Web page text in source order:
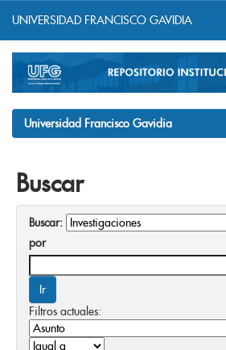
navigation
UNIVERSIDAD FRANCISCO GAVIDIA
Universidad Francisco Gavidia
Buscar
Buscar:
por
Filtros actuales: